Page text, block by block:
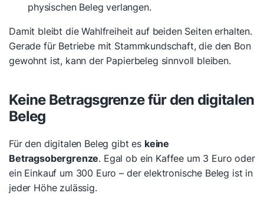
physischen Beleg verlangen.
Damit bleibt die Wahlfreiheit auf beiden Seiten erhalten.
Gerade für Betriebe mit Stammkundschaft, die den Bon
gewohnt ist, kann der Papierbeleg sinnvoll bleiben.
Keine Betragsgrenze für den digitalen
Beleg
Für den digitalen Beleg gibt es keine
Betragsobergrenze. Egal ob ein Kaffee um 3 Euro oder
ein Einkauf um 300 Euro – der elektronische Beleg ist in
jeder Höhe zulässig.